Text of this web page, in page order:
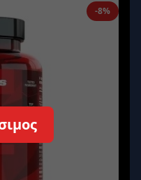
-8%
τον κωδικό σας;
Εγγραφείτε εδώ
Ασφαλής σύνδεση